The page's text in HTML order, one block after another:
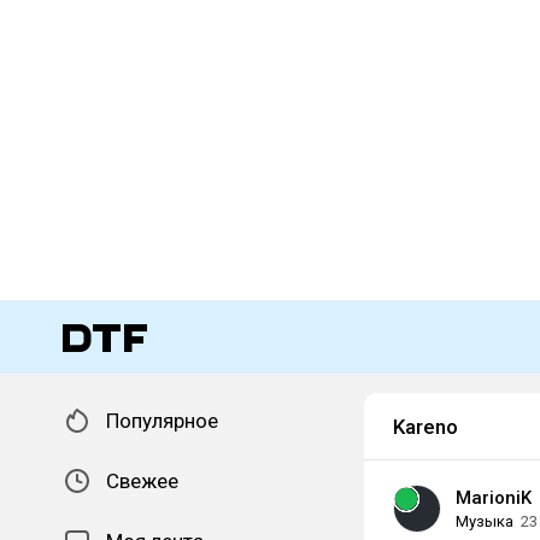
Популярное
Свежее
Kareno
MarioniK
Музыка